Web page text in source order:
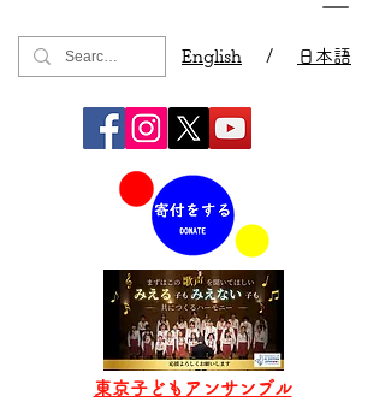
English / 日本語
東京子どもアンサンブル